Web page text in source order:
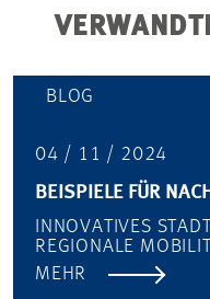
BLOG
04 / 11 / 2024
BEISPIELE FÜR
INNOVATIVES
REGIONALE
MEHR